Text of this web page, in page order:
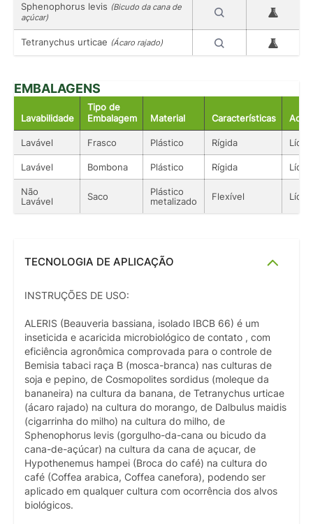
Sphenophorus levis (Bicudo da cana de
açúcar)
Tetranychus urticae (Ácaro rajado)
EMBALAGENS
Lavabilidade
Tipo de
Embalagem
Material Características
Lavável Frasco Plástico Rígida
Lavável Bombona Plástico Rígida
Não
Lavável
Saco
Plástico
metalizado
Flexível
TECNOLOGIA DE APLICAÇÃO
INSTRUÇÕES DE USO:
ALERIS (Beauveria bassiana, isolado IBCB 66) é um
inseticida e acaricida microbiológico de contato , com
eficiência agronômica comprovada para o controle de
Bemisia tabaci raça B (mosca-branca) nas culturas de
soja e pepino, de Cosmopolites sordidus (moleque da
bananeira) na cultura da banana, de Tetranychus urticae
(ácaro rajado) na cultura do morango, de Dalbulus maidis
(cigarrinha do milho) na cultura do milho, de
Sphenophorus levis (gorgulho-da-cana ou bicudo da
cana-de-açúcar) na cultura da cana de açucar, de
Hypothenemus hampei (Broca do café) na cultura do
café (Coffea arabica, Coffea canefora), podendo ser
aplicado em qualquer cultura com ocorrência dos alvos
biológicos.